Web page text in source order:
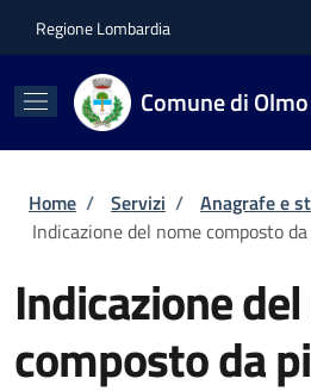
Regione Lombardia
Comune di
Briciole di pane
Home / Servizi / Anagrafe e
Indicazione del nome composto
Indicazione
composto da